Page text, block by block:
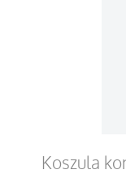
Koszula